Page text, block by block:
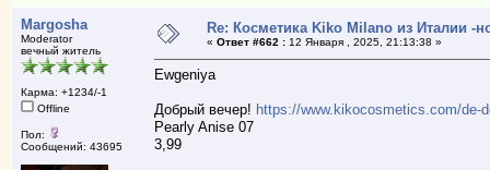
Margosha
Moderator
вечный житель
Карма: +1234/-1
Offline
Пол:
Сообщений: 43695
Re: Косметика Kiko Milano из Италии -
« Ответ #662 :12 Января , 2025, 21:13:38 »
Ewgeniya
Добрый вечер! https://www.kikocosmetics.com/de-
Pearly Anise 07
3,99